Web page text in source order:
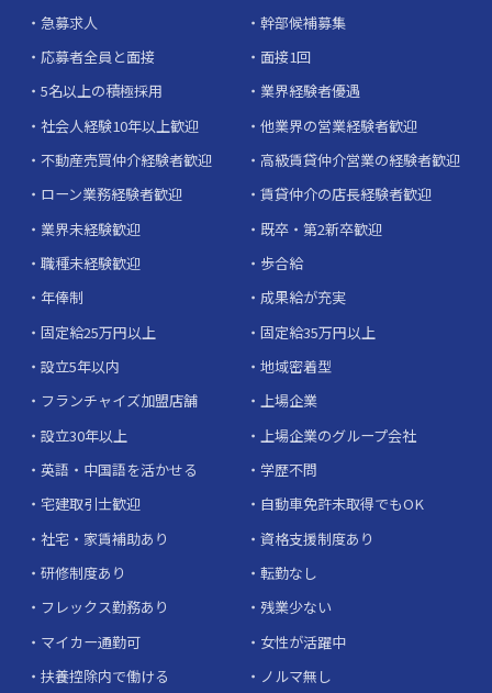
急募求人
幹部候補募集
応募者全員と面接
面接1回
5名以上の積極採用
業界経験者優遇
社会人経験10年以上歓迎
他業界の営業経験者歓迎
不動産売買仲介経験者歓迎
高級賃貸仲介営業の経験者歓迎
ローン業務経験者歓迎
賃貸仲介の店長経験者歓迎
業界未経験歓迎
既卒・第2新卒歓迎
職種未経験歓迎
歩合給
年俸制
成果給が充実
固定給25万円以上
固定給35万円以上
設立5年以内
地域密着型
フランチャイズ加盟店舗
上場企業
設立30年以上
上場企業のグループ会社
英語・中国語を活かせる
学歴不問
宅建取引士歓迎
自動車免許未取得でもOK
社宅・家賃補助あり
資格支援制度あり
研修制度あり
転勤なし
フレックス勤務あり
残業少ない
マイカー通勤可
女性が活躍中
扶養控除内で働ける
ノルマ無し